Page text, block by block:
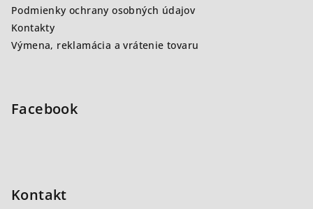
Podmienky ochrany osobných údajov
Kontakty
Výmena, reklamácia a vrátenie tovaru
Facebook
Kontakt